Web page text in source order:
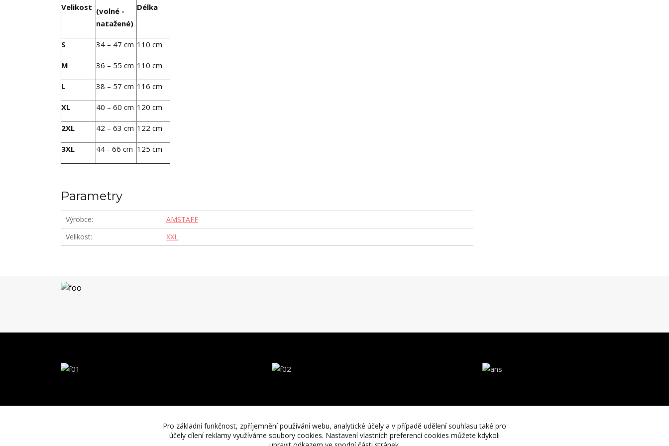
Velikost (volné -
natažené)
Délka
S 34 – 47 cm 110 cm
M 36 – 55 cm 110 cm
L 38 – 57 cm 116 cm
XL 40 – 60 cm 120 cm
2XL 42 – 63 cm 122 cm
3XL 44 - 66 cm 125 cm
Parametry
Výrobce
AMSTAFF
Velikost
XXL
Pro základní funkčnost, zpříjemnění používání webu, analytické účely a v případě udělení souhlasu také pro
účely cílení reklamy využíváme soubory cookies. Nastavení vlastních preferencí cookies můžete kdykoli